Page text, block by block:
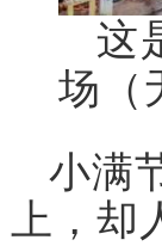
这
场（
小满
上，却